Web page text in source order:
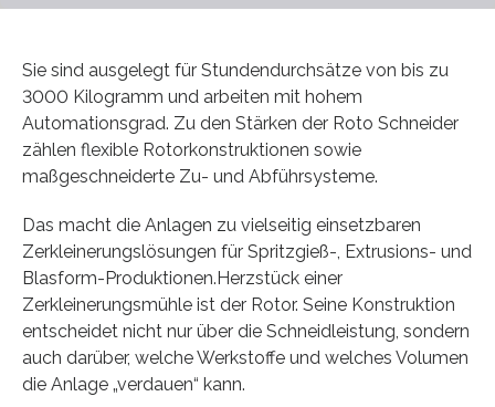
Sie sind ausgelegt für Stundendurchsätze von bis zu
3000 Kilogramm und arbeiten mit hohem
Automationsgrad. Zu den Stärken der Roto Schneider
zählen flexible Rotorkonstruktionen sowie
maßgeschneiderte Zu- und Abführsysteme.
Das macht die Anlagen zu vielseitig einsetzbaren
Zerkleinerungslösungen für Spritzgieß-, Extrusions- und
Blasform-Produktionen.Herzstück einer
Zerkleinerungsmühle ist der Rotor. Seine Konstruktion
entscheidet nicht nur über die Schneidleistung, sondern
auch darüber, welche Werkstoffe und welches Volumen
die Anlage „verdauen“ kann.